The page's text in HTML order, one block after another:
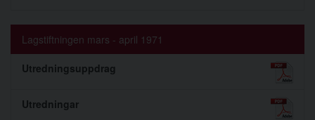
Lagstiftningen mars - april 1971
Utredningsuppdrag
Utredningar